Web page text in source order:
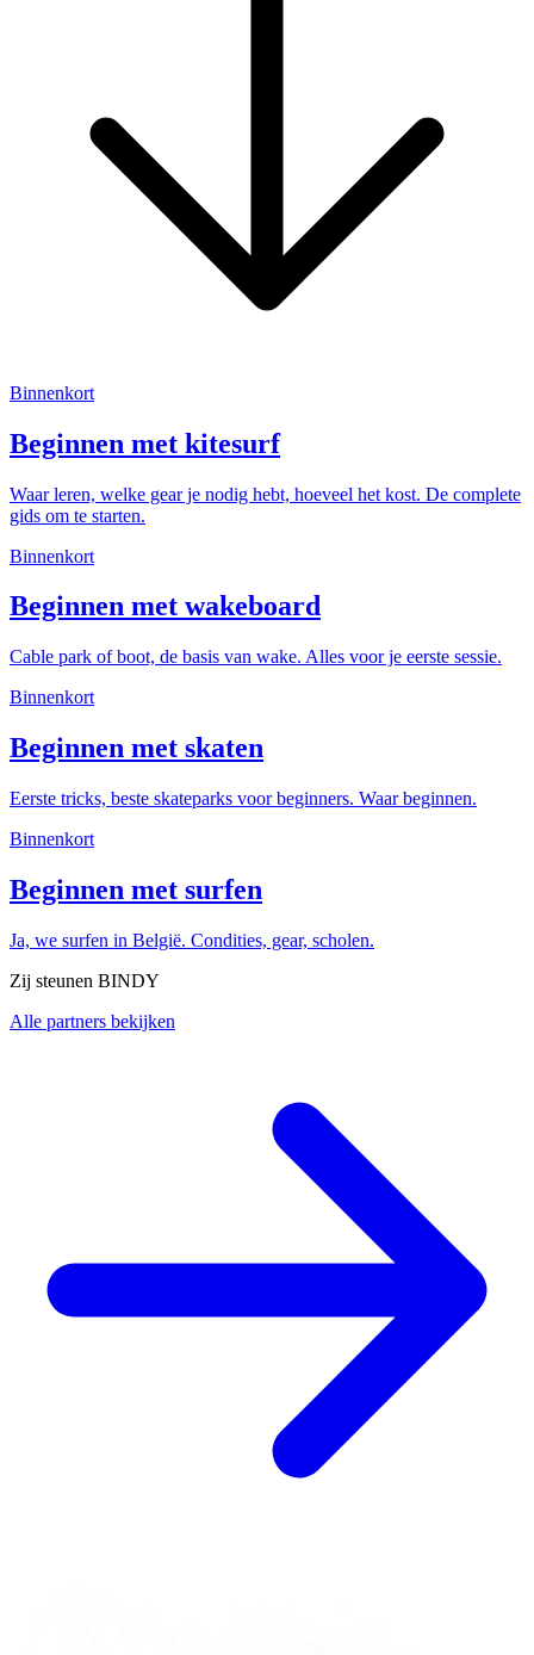
Binnenkort
Beginnen met kitesurf
Waar leren, welke gear je nodig hebt, hoeveel het kost. De complete
gids om te starten.
Binnenkort
Beginnen met wakeboard
Cable park of boot, de basis van wake. Alles voor je eerste sessie.
Binnenkort
Beginnen met skaten
Eerste tricks, beste skateparks voor beginners. Waar beginnen.
Binnenkort
Beginnen met surfen
Ja, we surfen in België. Condities, gear, scholen.
Zij steunen BINDY
Alle partners bekijken